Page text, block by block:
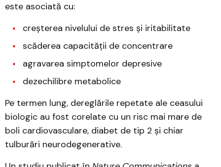
este asociată cu:
creșterea nivelului de stres și iritabilitate
scăderea capacității de concentrare
agravarea simptomelor depresive
dezechilibre metabolice
Pe termen lung, dereglările repetate ale ceasului
biologic au fost corelate cu un risc mai mare de
boli cardiovasculare, diabet de tip 2 și chiar
tulburări neurodegenerative.